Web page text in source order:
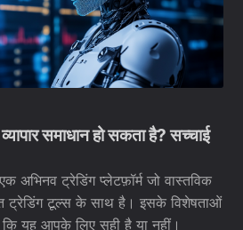
समाधान हो सकता है? सच्चाई
ट्रेडिंग प्लेटफ़ॉर्म जो वास्तविक
ट्रेडिंग टूल्स के साथ है। इसके विशेषताओं
यह आपके लिए सही है या नहीं।